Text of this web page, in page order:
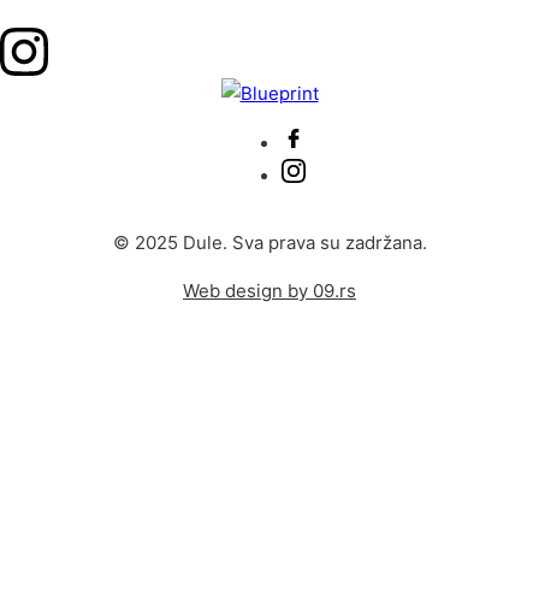
© 2025 Dule. Sva prava su zadržana.
Web design by 09.rs